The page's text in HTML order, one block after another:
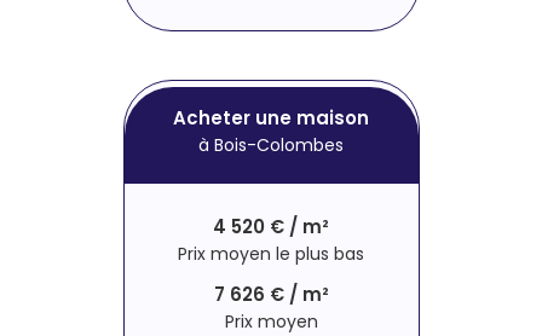
Acheter une maison
à Bois-Colombes
4 520 € / m²
Prix moyen le plus bas
7 626 € / m²
Prix moyen